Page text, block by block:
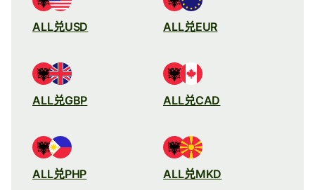
ALL兑USD ALL兑EUR
ALL兑GBP ALL兑CAD
ALL兑PHP ALL兑MKD